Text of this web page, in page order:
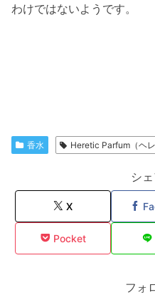
わけではないようです。
香水 Heretic Parfum（ヘ
シ
X
Pocket
フォ